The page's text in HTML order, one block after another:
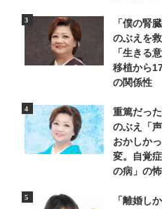
「僕の腎
のぶえを
「生きる
移植から
の関係性
重篤だっ
のぶえ「
おかしか
変。自覚
の病」の
「離婚し